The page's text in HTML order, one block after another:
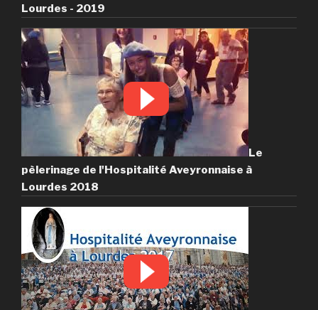
Lourdes - 2019
Le
pèlerinage de l'Hospitalité Aveyronnaise à
Lourdes 2018